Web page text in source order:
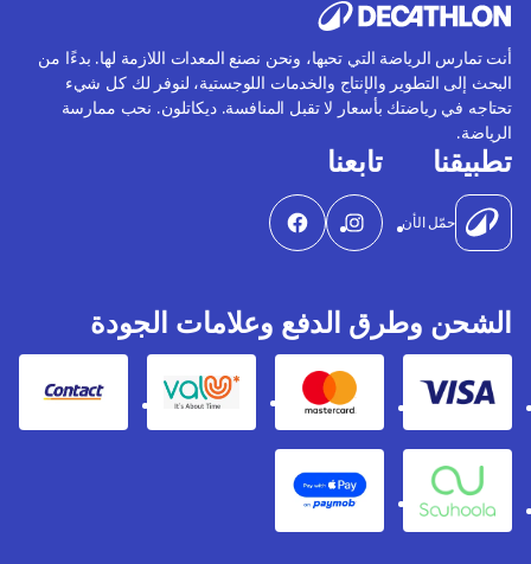
أنت تمارس الرياضة التي تحبها، ونحن نصنع المعدات اللازمة لها. بدءًا من
البحث إلى التطوير والإنتاج والخدمات اللوجستية، لنوفر لك كل شيء
تحتاجه في رياضتك بأسعار لا تقبل المنافسة. ديكاتلون. نحب ممارسة
الرياضة.
تطبيقنا
حمّل الأن
تابعنا
الشحن وطرق الدفع وعلامات الجودة
Visa
Mastercard
Valu
Contact
Souhoola
Apple Pay